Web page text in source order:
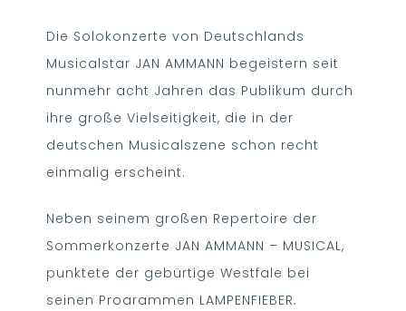
Die Solokonzerte von Deutschlands
Musicalstar JAN AMMANN begeistern seit
nunmehr acht Jahren das Publikum durch
ihre große Vielseitigkeit, die in der
deutschen Musicalszene schon recht
einmalig erscheint.
Neben seinem großen Repertoire der
Sommerkonzerte JAN AMMANN – MUSICAL,
punktete der gebürtige Westfale bei
seinen Programmen LAMPENFIEBER,